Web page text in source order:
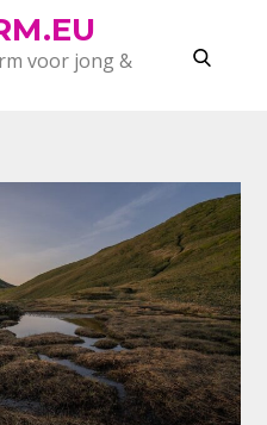
voor jong &
search